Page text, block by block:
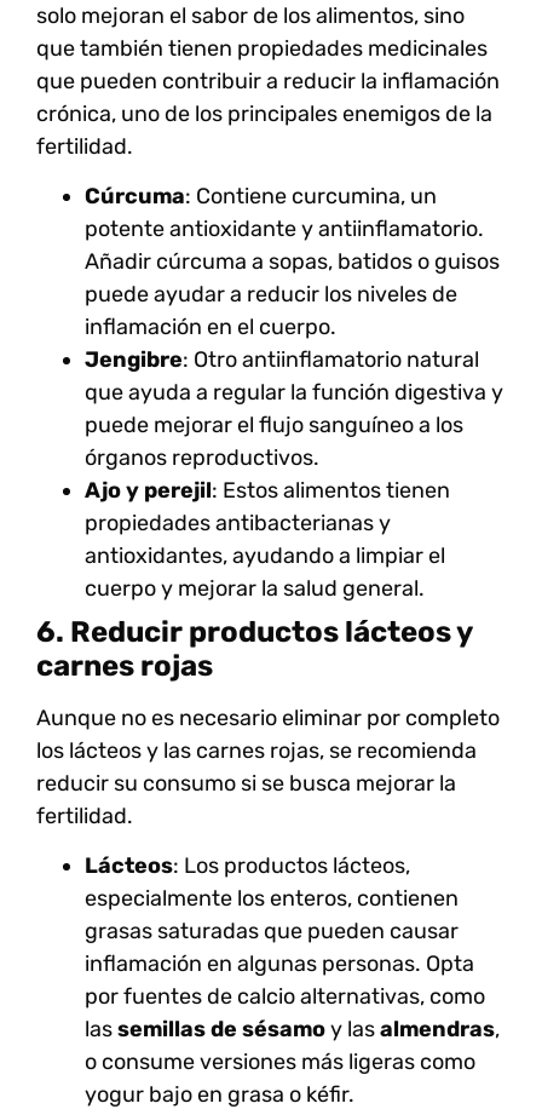
solo mejoran el sabor de los alimentos, sino
que también tienen propiedades medicinales
que pueden contribuir a reducir la inflamación
crónica, uno de los principales enemigos de la
fertilidad.
Cúrcuma: Contiene curcumina, un
potente antioxidante y antiinflamatorio.
Añadir cúrcuma a sopas, batidos o guisos
puede ayudar a reducir los niveles de
inflamación en el cuerpo.
Jengibre: Otro antiinflamatorio natural
que ayuda a regular la función digestiva y
puede mejorar el flujo sanguíneo a los
órganos reproductivos.
Ajo y perejil: Estos alimentos tienen
propiedades antibacterianas y
antioxidantes, ayudando a limpiar el
cuerpo y mejorar la salud general.
6. Reducir productos lácteos y
carnes rojas
Aunque no es necesario eliminar por completo
los lácteosy las carnes rojas, se recomienda
reducir su consumo si se busca mejorar la
fertilidad.
Lácteos: Los productos lácteos,
especialmente los enteros, contienen
grasas saturadas que pueden causar
inflamación en algunas personas. Opta
por fuentes de calcio alternativas, como
lassemillas de sésamoy lasalmendras,
o consume versiones más ligeras como
yogur bajo en grasa o kéfir.